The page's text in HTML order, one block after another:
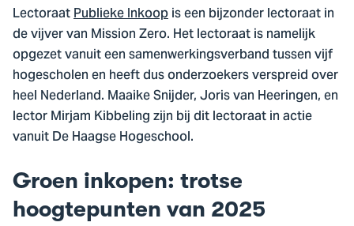
LectoraatPublieke Inkoopis een bijzonder lectoraat in
de vijver van Mission Zero. Het lectoraat is namelijk
opgezet vanuit een samenwerkingsverband tussen vijf
hogescholen en heeft dus onderzoekers verspreid over
heel Nederland. Maaike Snijder, Joris van Heeringen, en
lector Mirjam Kibbeling zijn bij dit lectoraat in actie
vanuit De Haagse Hogeschool.
Groen inkopen: trotse
hoogtepunten van 2025